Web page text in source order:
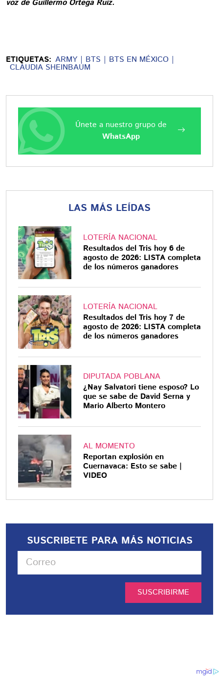
voz de Guillermo Ortega Ruiz.
ETIQUETAS: ARMY BTS BTS EN MÉXICO
CLAUDIA SHEINBAUM
Únete a nuestro grupo de
WhatsApp
LAS MÁS LEÍDAS
LOTERÍA NACIONAL
Resultados del Tris hoy 6 de
agosto de 2026: LISTA completa
de los números ganadores
LOTERÍA NACIONAL
Resultados del Tris hoy 7 de
agosto de 2026: LISTA completa
de los números ganadores
DIPUTADA POBLANA
¿Nay Salvatori tiene esposo? Lo
que se sabe de David Serna y
Mario Alberto Montero
AL MOMENTO
Reportan explosión en
Cuernavaca: Esto se sabe |
VIDEO
SUSCRIBETE PARA MÁS NOTICIAS
SUSCRIBIRME